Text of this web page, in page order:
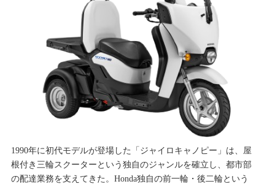
1990年に初代モデルが登場した「ジャイロキャノピー」は、屋
根付き三輪スクーターという独自のジャンルを確立し、都市部
の配達業務を支えてきた。Honda独自の前一輪・後二輪という